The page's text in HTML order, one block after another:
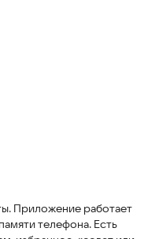
Приложение работает
телефона. Есть